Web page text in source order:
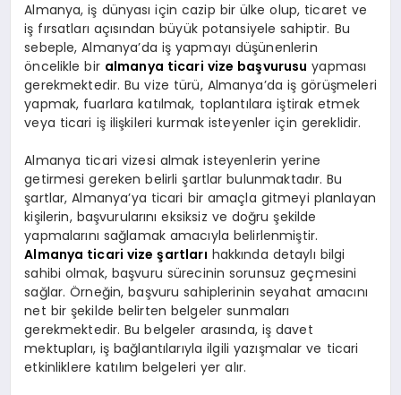
Almanya, iş dünyası için cazip bir ülke olup, ticaret ve
iş fırsatları açısından büyük potansiyele sahiptir. Bu
sebeple, Almanya’da iş yapmayı düşünenlerin
öncelikle bir almanya ticari vize başvurusu yapması
gerekmektedir. Bu vize türü, Almanya’da iş görüşmeleri
yapmak, fuarlara katılmak, toplantılara iştirak etmek
veya ticari iş ilişkileri kurmak isteyenler için gereklidir.
Almanya ticari vizesi almak isteyenlerin yerine
getirmesi gereken belirli şartlar bulunmaktadır. Bu
şartlar, Almanya’ya ticari bir amaçla gitmeyi planlayan
kişilerin, başvurularını eksiksiz ve doğru şekilde
yapmalarını sağlamak amacıyla belirlenmiştir.
Almanya ticari vize şartları hakkında detaylı bilgi
sahibi olmak, başvuru sürecinin sorunsuz geçmesini
sağlar. Örneğin, başvuru sahiplerinin seyahat amacını
net bir şekilde belirten belgeler sunmaları
gerekmektedir. Bu belgeler arasında, iş davet
mektupları, iş bağlantılarıyla ilgili yazışmalar ve ticari
etkinliklere katılım belgeleri yer alır.